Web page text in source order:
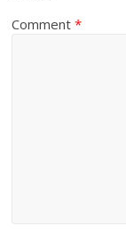
Comment*